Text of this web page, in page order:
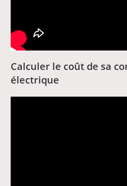
Calculer le coût de sa
électrique